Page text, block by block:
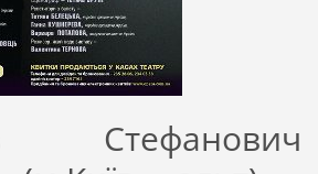
Стефанович